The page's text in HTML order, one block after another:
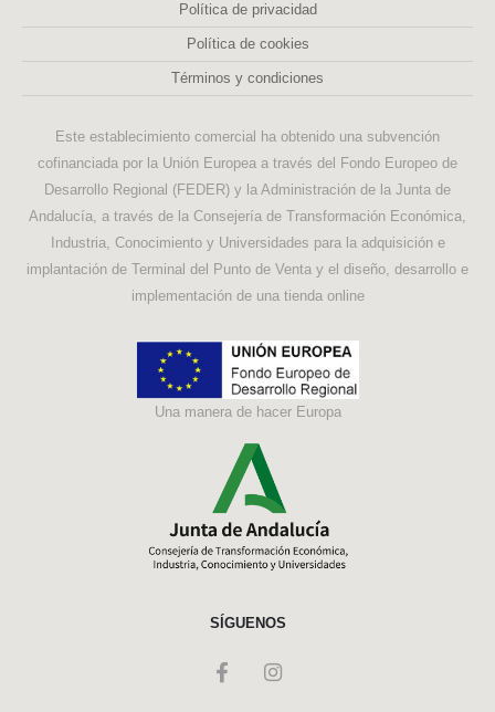
Política de privacidad
Política de cookies
Términos y condiciones
Este establecimiento comercial ha obtenido una subvención
cofinanciada por la Unión Europea a través del Fondo Europeo de
Desarrollo Regional (FEDER) y la Administración de la Junta de
Andalucía, a través de la Consejería de Transformación Económica,
Industria, Conocimiento y Universidades para la adquisición e
implantación de Terminal del Punto de Venta y el diseño, desarrollo e
implementación de una tienda online
Una manera de hacer Europa
SÍGUENOS